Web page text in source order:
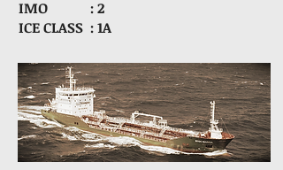
IMO
ICE CLASS
: 2
: 1A